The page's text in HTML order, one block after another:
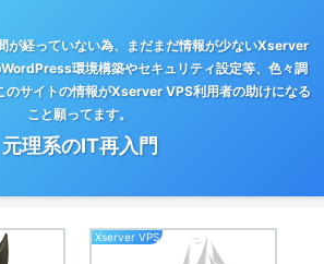
が経っていない為、まだまだ情報が少ないXserver
環境構築やセキュリティ設定等、色々調
のサイトの情報がXserver VPS利用者の助けになる
こと願ってます。
元理系のIT再入門
Xserver VPS